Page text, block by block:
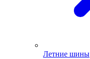
Летние шины